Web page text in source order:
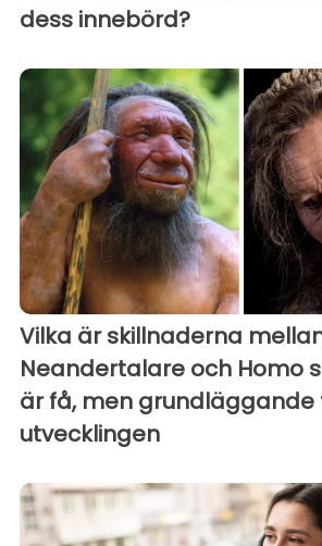
dess innebörd?
Vilka är skillnaderna
Neandertalare och Homo
är få, men grundläggande
utvecklingen